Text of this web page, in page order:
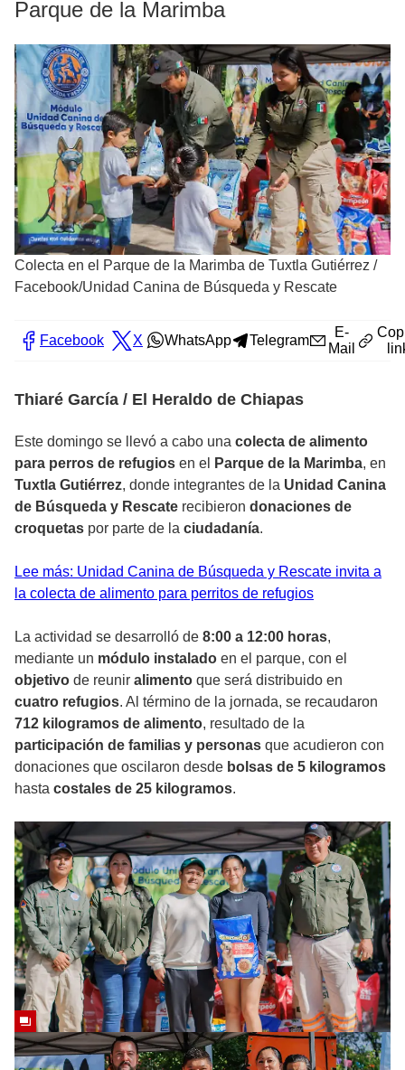
Parque de la Marimba
Colecta en el Parque de la Marimba de Tuxtla Gutiérrez /
Facebook/Unidad Canina de Búsqueda y Rescate
Facebook X WhatsApp Telegram
E-
Mail
Thiaré García / El Heraldo de Chiapas
Este domingo se llevó a cabo una colecta de alimento
para perros de refugios en el Parque de la Marimba, en
Tuxtla Gutiérrez, donde integrantes de la Unidad Canina
de Búsqueda y Rescate recibieron donaciones de
croquetas por parte de la ciudadanía.
Lee más: Unidad Canina de Búsqueda y Rescate invita a
la colecta de alimento para perritos de refugios
La actividad se desarrolló de 8:00 a 12:00 horas,
mediante un módulo instalado en el parque, con el
objetivo de reunir alimento que será distribuido en
cuatro refugios. Al término de la jornada, se recaudaron
712 kilogramos de alimento, resultado de la
participación de familias y personas que acudieron con
donaciones que oscilaron desde bolsas de 5 kilogramos
hasta costales de 25 kilogramos.